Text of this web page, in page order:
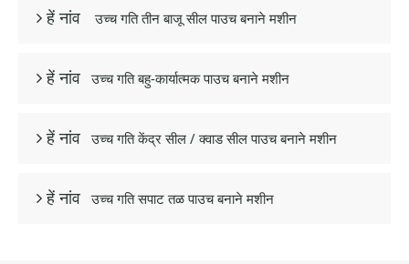
 हें नांव उच्च गति तीन बाजू सील पाउच बनाने मशीन
 हें नांव उच्च गति बहु-कार्यात्मक पाउच बनाने मशीन
 हें नांव उच्च गति केंद्र सील / क्वाड सील पाउच बनाने मशीन
 हें नांव उच्च गति सपाट तळ पाउच बनाने मशीन